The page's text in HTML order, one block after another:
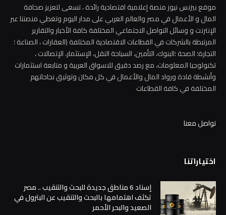
موقع بيزنس نيوز منصة إعلامية اقتصادية رائدة ، تسعى لتعزيز صحافة
المال و الأعمال في مصر والعالم العربي على مدار اليوم وتغطي منصتنا عبر
الإنترنت و وسائل التواصل الاجتماعي المختلفة كافة الأخبار والتقارير
المرتبطة بالشركات في القطاعات الاقتصادية المختلفة (العقارات ، الصناعة ؛
التجارة؛ الصحة ؛البنوك، التأمين، السياحة النقل، الإستثمار، الإتصالات ،
تكنولوجيا المعلومات، مع رصد دقيق للاسواق العربية و متابعة استثمارات
وأنشطة قادة ورواد المال والأعمال في كل مكان وتوثيق نجاحاتهم
المختلفة في كافة القطاعات
تواصل معنا
اختياراتنا
إسناد 6 مناطق جديدة للبحث والتنقيب .. مصر
تكثف اهتمامها بالبحث والتنقيب عن البترول في
الصعيد والبحر الأحمر